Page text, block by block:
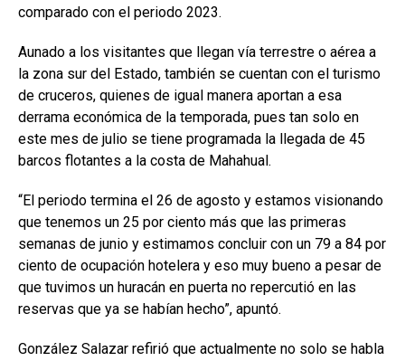
comparado con el periodo 2023.
Aunado a los visitantes que llegan vía terrestre o aérea a
la zona sur del Estado, también se cuentan con el turismo
de cruceros, quienes de igual manera aportan a esa
derrama económica de la temporada, pues tan solo en
este mes de julio se tiene programada la llegada de 45
barcos flotantes a la costa de Mahahual.
“El periodo termina el 26 de agosto y estamos visionando
que tenemos un 25 por ciento más que las primeras
semanas de junio y estimamos concluir con un 79 a 84 por
ciento de ocupación hotelera y eso muy bueno a pesar de
que tuvimos un huracán en puerta no repercutió en las
reservas que ya se habían hecho”, apuntó.
González Salazar refirió que actualmente no solo se habla